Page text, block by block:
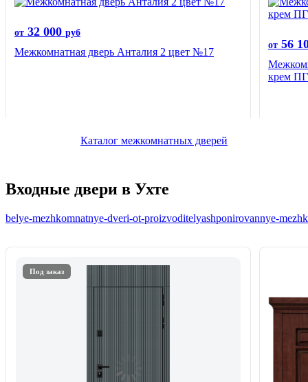
от 32 000 руб
Межкомнатная дверь Анталия 2 цвет №17
от 56
крем ПГ
Каталог межкомнатных дверей
Входные двери в Ухте
belye-mezhkomnatnye-dveri-ot-proizvoditelyashponirovannye-
Под заказ